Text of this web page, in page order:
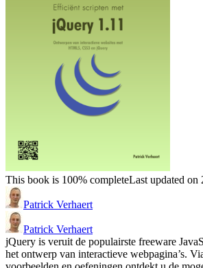
This book is 100% completeLast updated on
Patrick Verhaert
Patrick Verhaert
jQuery is veruit de populairste freeware
het ontwerp van interactieve webpagina’s.